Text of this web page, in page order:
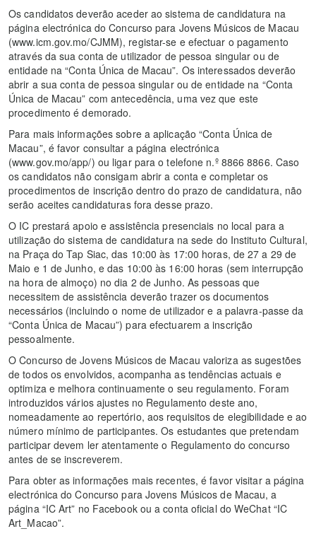
Os candidatos deverão aceder ao sistema de candidatura na
página electrónica do Concurso para Jovens Músicos de Macau
(www.icm.gov.mo/CJMM), registar-se e efectuar o pagamento
através da sua conta de utilizador de pessoa singular ou de
entidade na “Conta Única de Macau”. Os interessados ​​deverão
abrir a sua conta de pessoa singular ou de entidade na “Conta
Única de Macau” com antecedência, uma vez que este
procedimento é demorado.
Para mais informações sobre a aplicação “Conta Única de
Macau”, é favor consultar a página electrónica
(www.gov.mo/app/) ou ligar para o telefone n.º 8866 8866. Caso
os candidatos não consigam abrir a conta e completar os
procedimentos de inscrição dentro do prazo de candidatura, não
serão aceites candidaturas fora desse prazo.
O IC prestará apoio e assistência presenciais no local para a
utilização do sistema de candidatura na sede do Instituto Cultural,
na Praça do Tap Siac, das 10:00 às 17:00 horas, de 27 a 29 de
Maio e 1 de Junho, e das 10:00 às 16:00 horas (sem interrupção
na hora de almoço) no dia 2 de Junho. As pessoas que
necessitem de assistência deverão trazer os documentos
necessários (incluindo o nome de utilizador e a palavra-passe da
“Conta Única de Macau”) para efectuarem a inscrição
pessoalmente.
O Concurso de Jovens Músicos de Macau valoriza as sugestões
de todos os envolvidos, acompanha as tendências actuais e
optimiza e melhora continuamente o seu regulamento. Foram
introduzidos vários ajustes no Regulamento deste ano,
nomeadamente ao repertório, aos requisitos de elegibilidade e ao
número mínimo de participantes. Os estudantes que pretendam
participar devem ler atentamente o Regulamento do concurso
antes de se inscreverem.
Para obter as informações mais recentes, é favor visitar a página
electrónica do Concurso para Jovens Músicos de Macau, a
página “IC Art” no Facebook ou a conta oficial do WeChat “IC
Art_Macao”.